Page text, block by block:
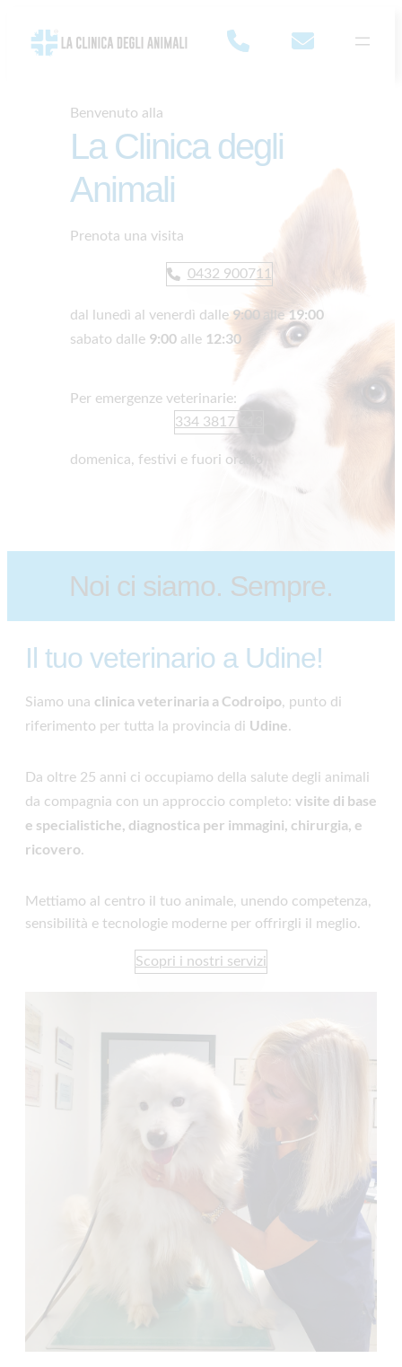
Benvenuto alla
La Clinica degli
Animali
Prenota una visita
0432 900711
dal lunedì al venerdì dalle9:00 alle19:00
sabato dalle 9:00 alle 12:30
Per emergenze veterinarie:
334 3817 613
domenica, festivi e fuori orario
Noi ci siamo. Sempre.
Il tuo veterinario a Udine!
Siamo una clinica veterinaria a Codroipo, punto di
riferimento per tutta la provincia di Udine.
Da oltre 25 anni ci occupiamo della salute degli animali
da compagnia con un approccio completo: visite di base
e specialistiche, diagnostica per immagini, chirurgia, e
ricovero.
Mettiamo al centro il tuo animale, unendo competenza,
sensibilità e tecnologie moderne per offrirgli il meglio.
Scopri i nostri servizi